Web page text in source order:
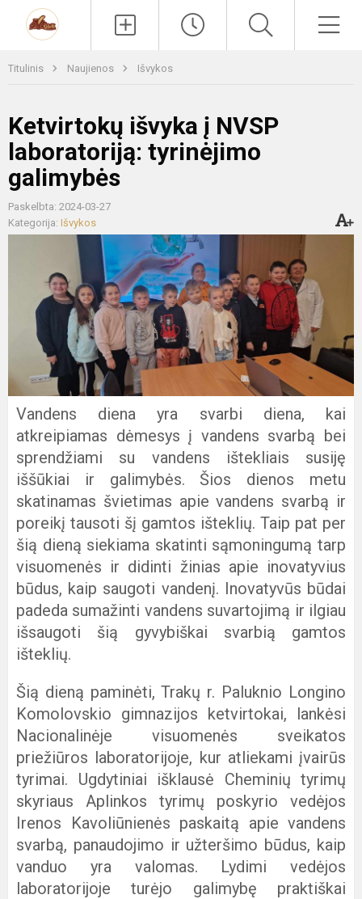
Titulinis Naujienos Išvykos
Ketvirtokų išvyka į NVSP
laboratoriją: tyrinėjimo
galimybės
Paskelbta: 2024-03-27
Kategorija: Išvykos
Vandens diena yra svarbi diena, kai
atkreipiamas dėmesys į vandens svarbą bei
sprendžiami su vandens ištekliais susiję
iššūkiai ir galimybės. Šios dienos metu
skatinamas švietimas apie vandens svarbą ir
poreikį tausoti šį gamtos išteklių. Taip pat per
šią dieną siekiama skatinti sąmoningumą tarp
visuomenės ir didinti žinias apie inovatyvius
būdus, kaip saugoti vandenį. Inovatyvūs būdai
padeda sumažinti vandens suvartojimą ir ilgiau
išsaugoti šią gyvybiškai svarbią gamtos
išteklių.
Šią dieną paminėti, Trakų r. Paluknio Longino
Komolovskio gimnazijos ketvirtokai, lankėsi
Nacionalinėje visuomenės sveikatos
priežiūros laboratorijoje, kur atliekami įvairūs
tyrimai. Ugdytiniai išklausė Cheminių tyrimų
skyriaus Aplinkos tyrimų poskyrio vedėjos
Irenos Kavoliūnienės paskaitą apie vandens
svarbą, panaudojimo ir užteršimo būdus, kaip
vanduo yra valomas. Lydimi vedėjos
laboratorijoje turėjo galimybę praktiškai